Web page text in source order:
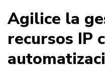
Agilice la
recursos IP